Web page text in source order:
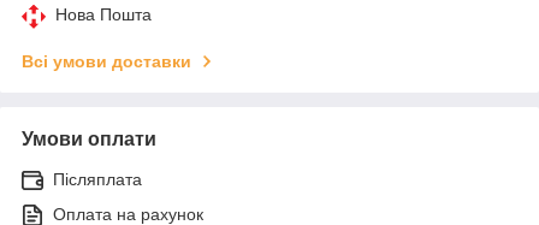
Нова Пошта
Всі умови доставки
Умови оплати
Післяплата
Оплата на рахунок